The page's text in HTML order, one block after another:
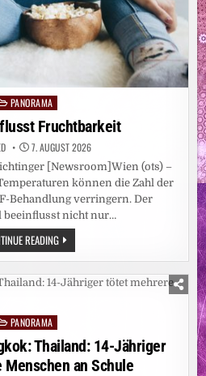
PANORAMA
Fruchtbarkeit
7. AUGUST 2026
[Newsroom]Wien (ots) –
können die Zahl der
Behandlung verringern. Der
beeinflusst nicht nur…
READINGHITZE
BEEINFLUSST
FRUCHTBARKEIT
PANORAMA
Thailand: 14-Jähriger
an Schule